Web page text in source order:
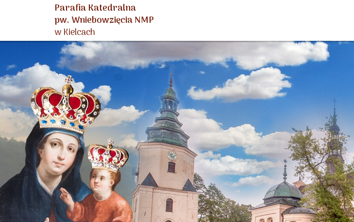
Parafia Katedralna
pw. Wniebowzięcia NMP
w Kielcach